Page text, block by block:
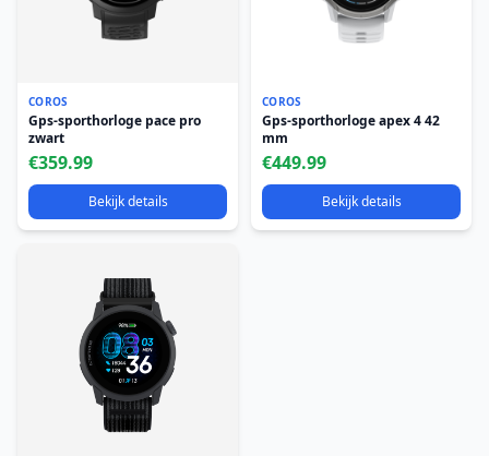
COROS
Gps-sporthorloge pace pro
zwart
€359.99
Bekijk details
COROS
Gps-sporthorloge apex 4 42
mm
€449.99
Bekijk details